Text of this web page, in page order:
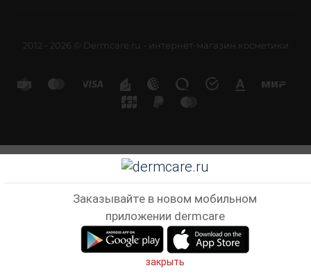
2012 - 2026 © Dermcare.ru - интернет-магазин косметики
Заказывайте в новом мобильном
приложении dermcare
закрыть
Избранные